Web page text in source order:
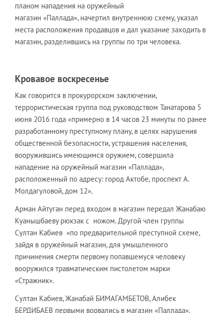
планом нападения на оружейный
магазин «Паллада», начертил внутреннюю схему, указал
места расположения продавцов и дал указание заходить в
магазин, разделившись на группы по три человека.
Кровавое воскресенье
Как говорится в прокурорском заключении,
террористическая группа под руководством Танатарова 5
июня 2016 года «примерно в 14 часов 23 минуты по ранее
разработанному преступному плану, в целях нарушения
общественной безопасности, устрашения населения,
вооружившись имеющимся оружием, совершила
нападение на оружейный магазин «Паллада»,
расположенный по адресу: город Актобе, проспект А.
Молдагуловой, дом 12».
Арман Айтуган перед входом в магазин передал Жанабаю
Куанышбаеву рюкзак с ножом. Другой член группы
Султан Кабиев «по предварительной преступной схеме,
зайдя в оружейный магазин, для умышленного
причинения смерти первому попавшемуся человеку
вооружился травматическим пистолетом марки
«Стражник».
Султан Кабиев, Жанабай БИМАГАМБЕТОВ, Алибек
БЕРДИБАЕВ первыми ворвались в магазин «Паллада».